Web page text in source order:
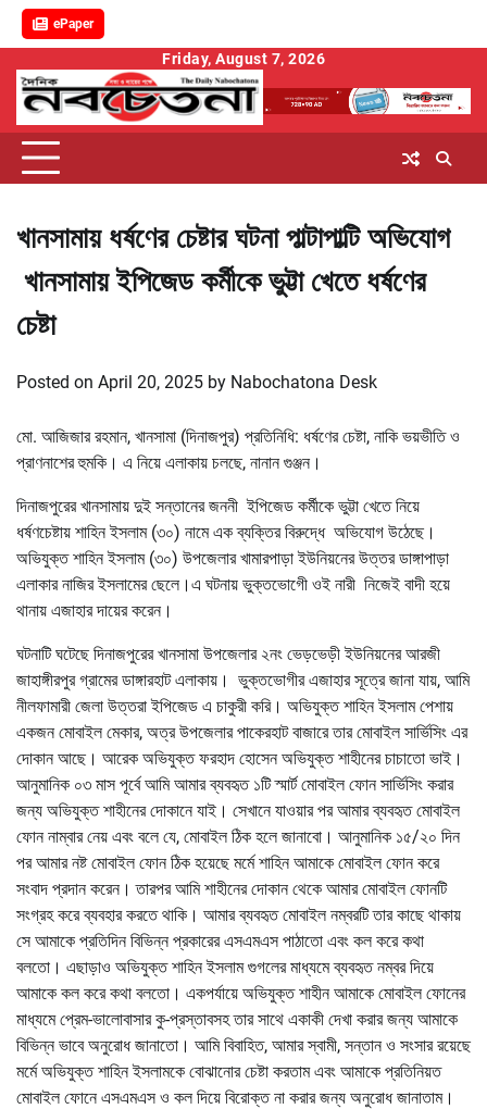
ePaper
content
Friday, August 7, 2026
খানসামায় ধর্ষণের চেষ্টার ঘটনা পাল্টাপাল্টি অভিযোগ
খানসামায় ইপিজেড কর্মীকে ভুট্টা খেতে ধর্ষণের
চেষ্টা
Posted on April 20, 2025 by Nabochatona Desk
মো. আজিজার রহমান, খানসামা (দিনাজপুর) প্রতিনিধি: ধর্ষণের চেষ্টা, নাকি ভয়ভীতি ও
প্রাণনাশের হুমকি। এ নিয়ে এলাকায় চলছে, নানান গুঞ্জন।
দিনাজপুরের খানসামায় দুই সন্তানের জননী ইপিজেড কর্মীকে ভুট্টা খেতে নিয়ে
ধর্ষণচেষ্টায় শাহিন ইসলাম (৩০) নামে এক ব্যক্তির বিরুদ্ধে অভিযোগ উঠেছে।
অভিযুক্ত শাহিন ইসলাম (৩০) উপজেলার খামারপাড়া ইউনিয়নের উত্তর ডাঙ্গাপাড়া
এলাকার নাজির ইসলামের ছেলে।এ ঘটনায় ভুক্তভোগীে ওই নারী নিজেই বাদী হয়ে
থানায় এজাহার দায়ের করেন।
ঘটনাটি ঘটেছে দিনাজপুরের খানসামা উপজেলার ২নং ভেড়ভেড়ী ইউনিয়নের আরজী
জাহাঙ্গীরপুর গ্রামের ডাঙ্গারহাট এলাকায়। ভুক্তভোগীর এজাহার সূত্রে জানা যায়, আমি
নীলফামারী জেলা উত্তরা ইপিজেড এ চাকুরী করি। অভিযুক্ত শাহিন ইসলাম পেশায়
একজন মোবাইল মেকার, অত্র উপজেলার পাকেরহাট বাজারে তার মোবাইল সার্ভিসিং এর
দোকান আছে। আরেক অভিযুক্ত ফরহাদ হোসেন অভিযুক্ত শাহীনের চাচাতো ভাই।
আনুমানিক ০৩ মাস পূর্বে আমি আমার ব্যবহৃত ১টি স্মার্ট মোবাইল ফোন সার্ভিসিং করার
জন্য অভিযুক্ত শাহীনের দোকানে যাই। সেখানে যাওয়ার পর আমার ব্যবহৃত মোবাইল
ফোন নাম্বার নেয় এবং বলে যে, মোবাইল ঠিক হলে জানাবো। আনুমানিক ১৫/২০ দিন
পর আমার নষ্ট মোবাইল ফোন ঠিক হয়েছে মর্মে শাহিন আমাকে মোবাইল ফোন করে
সংবাদ প্রদান করেন। তারপর আমি শাহীনের দোকান থেকে আমার মোবাইল ফোনটি
সংগ্রহ করে ব্যবহার করতে থাকি। আমার ব্যবহৃত মোবাইল নম্বরটি তার কাছে থাকায়
সে আমাকে প্রতিদিন বিভিন্ন প্রকারের এসএমএস পাঠাতো এবং কল করে কথা
বলতো। এছাড়াও অভিযুক্ত শাহিন ইসলাম গুগলের মাধ্যমে ব্যবহৃত নম্বর দিয়ে
আমাকে কল করে কথা বলতো। একপর্যায়ে অভিযুক্ত শাহীন আমাকে মোবাইল ফোনের
মাধ্যমে প্রেম-ভালোবাসার কু-প্রস্তাবসহ তার সাথে একাকী দেখা করার জন্য আমাকে
বিভিন্ন ভাবে অনুরোধ জানাতো। আমি বিবাহিত, আমার স্বামী, সন্তান ও সংসার রয়েছে
মর্মে অভিযুক্ত শাহিন ইসলামকে বোঝানোর চেষ্টা করতাম এবং আমাকে প্রতিনিয়ত
মোবাইল ফোনে এসএমএস ও কল দিয়ে বিরোক্ত না করার জন্য অনুরোধ জানাতাম।